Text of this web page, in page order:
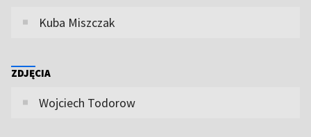
Kuba Miszczak
ZDJĘCIA
Wojciech Todorow